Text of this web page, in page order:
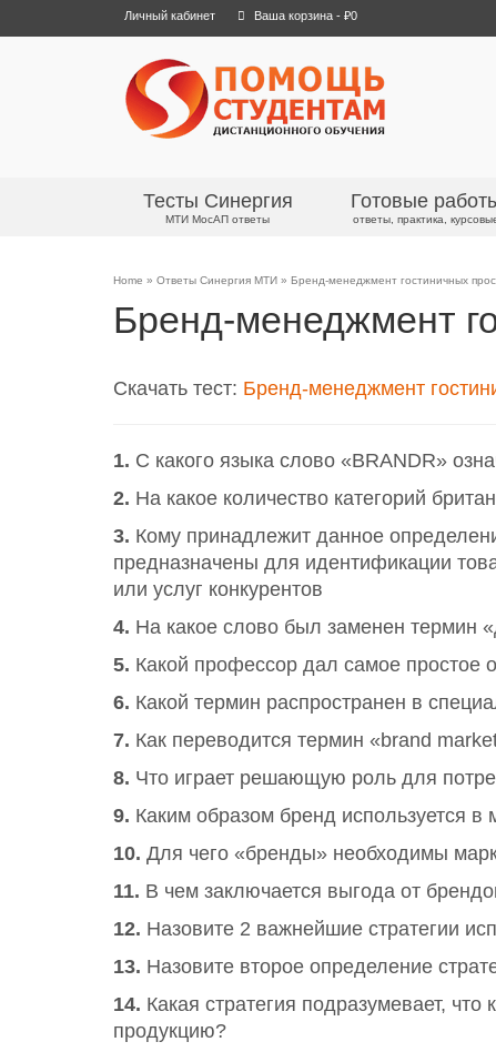
Личный кабинет Ваша корзина - ₽0
Тесты Синергия
МТИ МосАП ответы
Готовые
ответы, практика,
Home » Ответы Синергия МТИ » Бренд-менеджмент гостиничных
Бренд-менеджмент
Скачать тест: Бренд-менеджмент
1. С какого языка слово «BRANDR»
2. На какое количество категорий
3. Кому принадлежит данное
предназначены для идентификации
или услуг конкурентов
4. На какое слово был заменен термин
5. Какой профессор дал самое простое
6. Какой термин распространен в
7. Как переводится термин «brand
8. Что играет решающую роль для
9. Каким образом бренд используется в
10. Для чего «бренды» необходимы
11. В чем заключается выгода от
12. Назовите 2 важнейшие стратегии
13. Назовите второе определение
14. Какая стратегия подразумевает,
продукцию?